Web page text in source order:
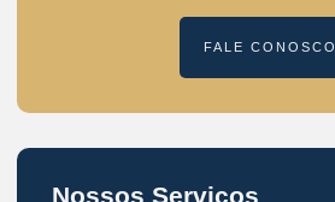
FALE CONOSCO
Nossos Serviços